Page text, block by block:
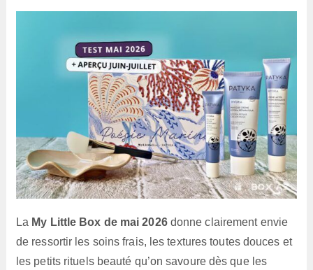
La My Little Box de mai 2026donne clairement envie
de ressortir les soins frais, les textures toutes douces et
les petits rituels beauté qu’on savoure dès que les